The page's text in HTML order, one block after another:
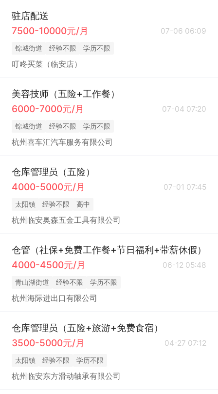
驻店配送
7500-10000元/月
07-06 06:09
锦城街道 经验不限 学历不限
叮咚买菜（临安店）
美容技师（五险+工作餐）
6000-7000元/月
07-04 07:20
锦城街道 经验不限 学历不限
杭州喜车汇汽车服务有限公司
仓库管理员（五险）
4000-5000元/月
07-01 07:45
太阳镇 经验不限 高中
杭州临安奥森五金工具有限公司
仓管（社保+免费工作餐+节日福利+带薪休假）
4000-4500元/月
06-12 05:48
青山湖街道 经验不限 学历不限
杭州海际进出口有限公司
仓库管理员（五险+旅游+免费食宿）
3500-5000元/月
04-27 07:12
太阳镇 经验不限 学历不限
杭州临安东方滑动轴承有限公司